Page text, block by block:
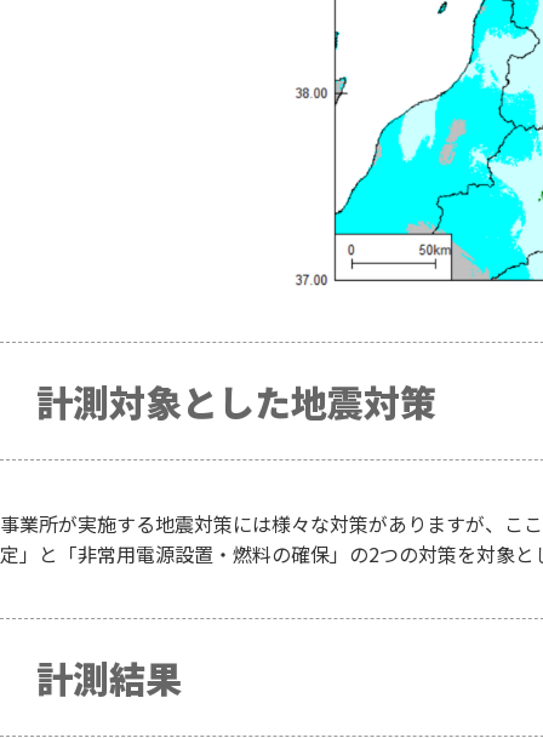
計測対象とした地震対策
事業所が実施する地震対策には様々な対策がありますが、こ
定」と「非常用電源設置・燃料の確保」の2つの対策を対象と
計測結果